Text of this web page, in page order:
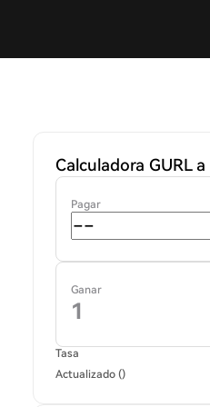
Calculadora GURL a
Pagar
Ganar
Tasa
Actualizado ()